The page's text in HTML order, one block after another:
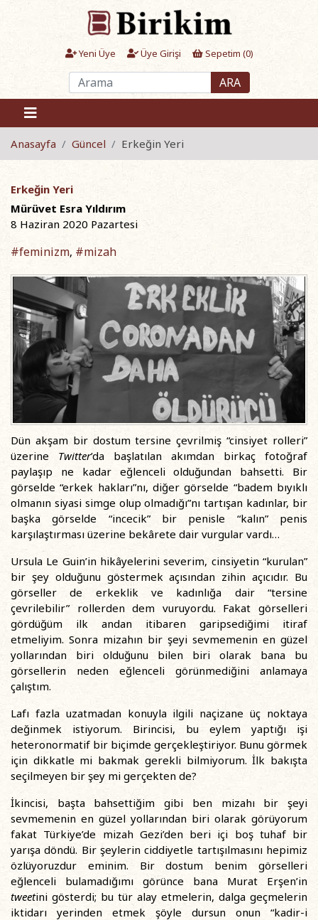
Yeni Üye Üye Girişi Sepetim (0)
ARA
Anasayfa Güncel Erkeğin Yeri
Erkeğin Yeri
Mürüvet Esra Yıldırım
8 Haziran 2020 Pazartesi
#feminizm, #mizah
Dün akşam bir dostum tersine çevrilmiş “cinsiyet rolleri”
üzerine Twitter’da başlatılan akımdan birkaç fotoğraf
paylaşıp ne kadar eğlenceli olduğundan bahsetti. Bir
görselde “erkek hakları”nı, diğer görselde “badem bıyıklı
olmanın siyasi simge olup olmadığı”nı tartışan kadınlar, bir
başka görselde “incecik” bir penisle “kalın” penis
karşılaştırması üzerine bekârete dair vurgular vardı…
Ursula Le Guin’in hikâyelerini severim, cinsiyetin “kurulan”
bir şey olduğunu göstermek açısından zihin açıcıdır. Bu
görseller de erkeklik ve kadınlığa dair “tersine
çevrilebilir” rollerden dem vuruyordu. Fakat görselleri
gördüğüm ilk andan itibaren garipsediğimi itiraf
etmeliyim. Sonra mizahın bir şeyi sevmemenin en güzel
yollarından biri olduğunu bilen biri olarak bana bu
görsellerin neden eğlenceli görünmediğini anlamaya
çalıştım.
Lafı fazla uzatmadan konuyla ilgili naçizane üç noktaya
değinmek istiyorum. Birincisi, bu eylem yaptığı işi
heteronormatif bir biçimde gerçekleştiriyor. Bunu görmek
için dikkatle mi bakmak gerekli bilmiyorum. İlk bakışta
seçilmeyen bir şey mi gerçekten de?
İkincisi, başta bahsettiğim gibi ben mizahı bir şeyi
sevmemenin en güzel yollarından biri olarak görüyorum
fakat Türkiye’de mizah Gezi’den beri içi boş tuhaf bir
yarışa döndü. Bir şeylerin ciddiyetle tartışılmasını hepimiz
özlüyoruzdur eminim. Bir dostum benim görselleri
eğlenceli bulamadığımı görünce bana Murat Erşen’in
tweetini gösterdi; bu tür alay etmelerin, dalga geçmelerin
iktidarı yerinden etmek şöyle dursun onun “kadir-i